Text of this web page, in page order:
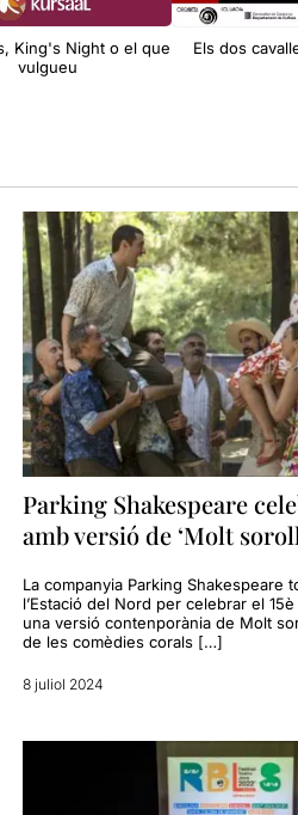
King's Night o el que
vulgueu
Els dos
Parking Shakespeare
amb versió de ‘Molt
La companyia Parking Shakespeare
l’Estació del Nord per celebrar el
una versió contenporània de Molt
de les comèdies corals […]
8 juliol 2024